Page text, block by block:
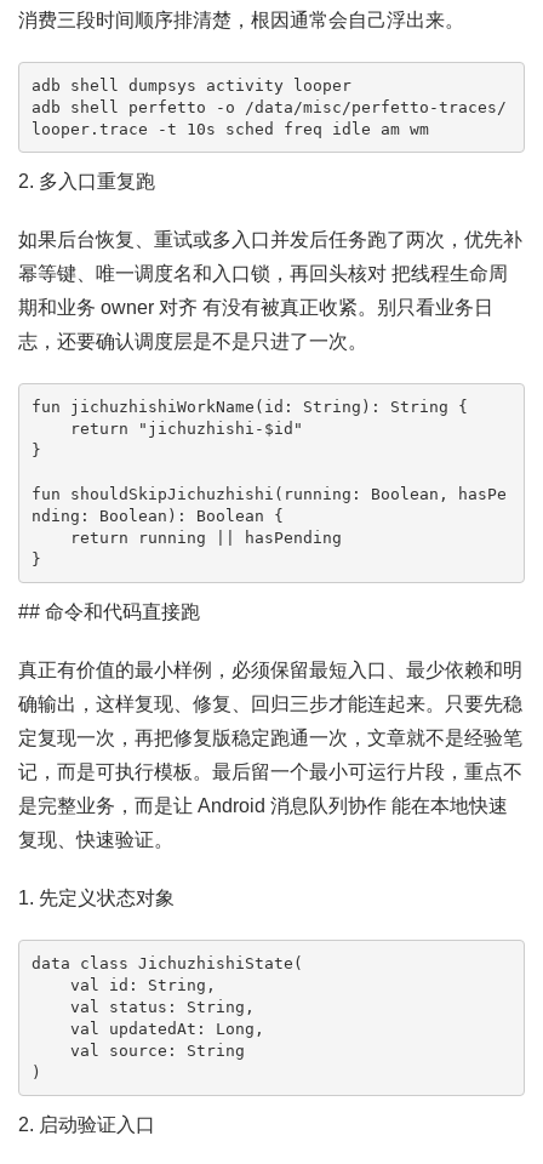
消费三段时间顺序排清楚，根因通常会自己浮出来。
adb shell dumpsys activity looper
adb shell perfetto -o /data/misc/perfetto-traces/
looper.trace -t 10s sched freq idle am wm
2. 多入口重复跑
如果后台恢复、重试或多入口并发后任务跑了两次，优先补
幂等键、唯一调度名和入口锁，再回头核对 把线程生命周
期和业务 owner 对齐 有没有被真正收紧。别只看业务日
志，还要确认调度层是不是只进了一次。
fun jichuzhishiWorkName(id: String): String {
}
fun shouldSkipJichuzhishi(running: Boolean, hasPe
nding: Boolean): Boolean {
}
## 命令和代码直接跑
真正有价值的最小样例，必须保留最短入口、最少依赖和明
确输出，这样复现、修复、回归三步才能连起来。只要先稳
定复现一次，再把修复版稳定跑通一次，文章就不是经验笔
记，而是可执行模板。最后留一个最小可运行片段，重点不
是完整业务，而是让 Android 消息队列协作 能在本地快速
复现、快速验证。
1. 先定义状态对象
data class JichuzhishiState(
)
2. 启动验证入口